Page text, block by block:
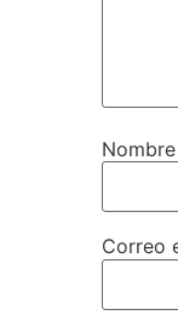
Nombre
Correo